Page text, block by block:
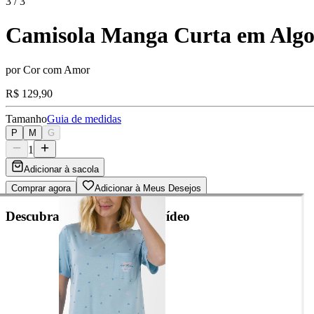
Camisola Manga Curta em
porCor com Amor
R$ 129,90
TamanhoGuia de medidas
P M G
1
Adicionar à sacola
Comprar agora
Adicionar à Meus Desejos
Descubra cada detalhe em vídeo